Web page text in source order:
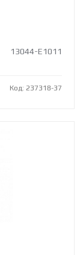
13044-E1011
Код: 237318-37